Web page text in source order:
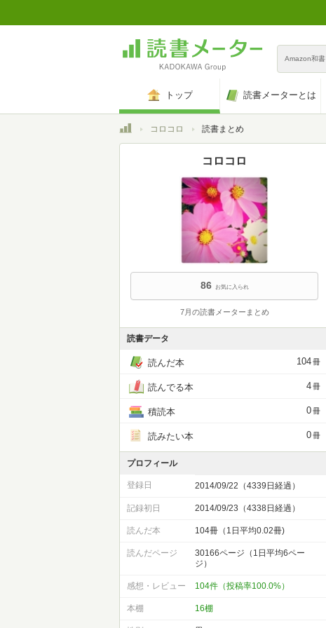
Amazon和書
トップ 読書メーターとは
トップコロコロ 読書まとめ
コロコロ
86 お気に入られ
7月の読書メーターまとめ
読書データ
読んだ本 104冊
読んでる本 4冊
積読本 0冊
読みたい本 0冊
プロフィール
登録日 2014/09/22（4339日経過）
記録初日 2014/09/23（4338日経過）
読んだ本 104冊（1日平均0.02冊)
読んだページ
30166ページ（1日平均6ペー
ジ）
感想・レビュー 104件（投稿率100.0%）
本棚 16棚